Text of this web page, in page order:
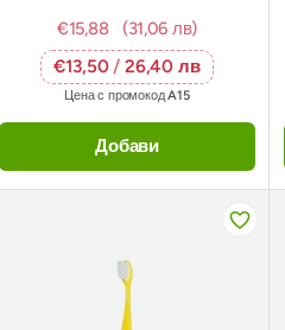
€15,88
(31,06 лв)
€13,50 / 26,40 лв
Цена с промокодA15
Добави